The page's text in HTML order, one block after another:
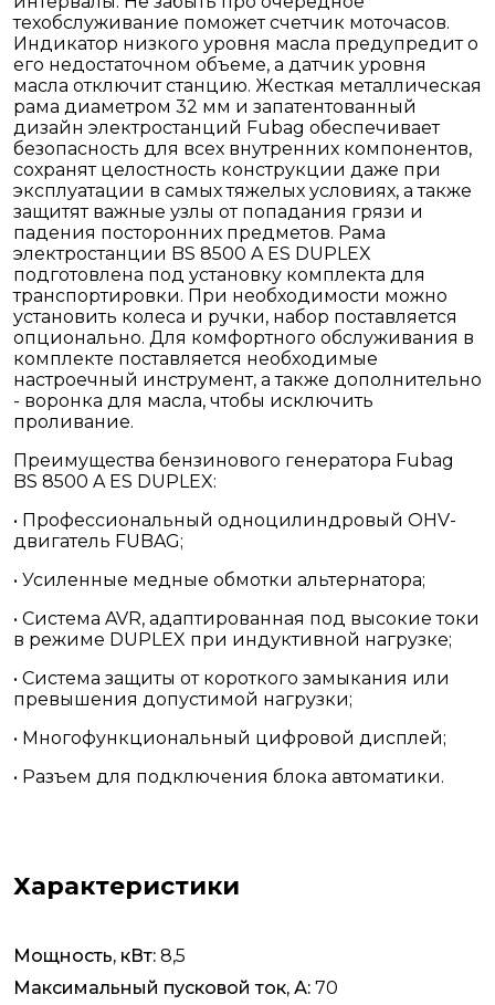
техобслуживание поможет счетчик моточасов.
Индикатор низкого уровня масла предупредит о
его недостаточном объеме, а датчик уровня
масла отключит станцию. Жесткая металлическая
рама диаметром 32 мм и запатентованный
дизайн электростанций Fubag обеспечивает
безопасность для всех внутренних компонентов,
сохранят целостность конструкции даже при
эксплуатации в самых тяжелых условиях, а также
защитят важные узлы от попадания грязи и
падения посторонних предметов. Рама
электростанции BS 8500 A ES DUPLEX
подготовлена под установку комплекта для
транспортировки. При необходимости можно
установить колеса и ручки, набор поставляется
опционально. Для комфортного обслуживания в
комплекте поставляется необходимые
настроечный инструмент, а также дополнительно
- воронка для масла, чтобы исключить
проливание.
Преимущества бензинового генератора Fubag
BS 8500 A ES DUPLEX:
• Профессиональный одноцилиндровый OHV-
двигатель FUBAG;
• Усиленные медные обмотки альтернатора;
• Система AVR, адаптированная под высокие токи
в режиме DUPLEX при индуктивной нагрузке;
• Система защиты от короткого замыкания или
превышения допустимой нагрузки;
• Многофункциональный цифровой дисплей;
• Разъем для подключения блока автоматики.
Характеристики
Мощность, кВт: 8,5
Максимальный пусковой ток, А: 70